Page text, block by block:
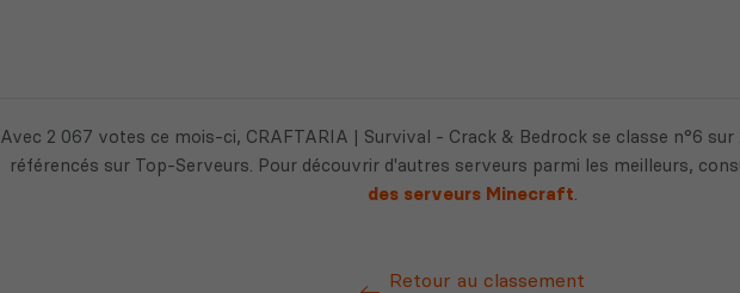
Avec 2 067 votes ce mois-ci, CRAFTARIA | Survival - Crack & Bedrock se classe n°6
référencés sur Top-Serveurs. Pour découvrir d'autres serveurs parmi les meilleurs,
des serveurs Minecraft.
Retour au classement